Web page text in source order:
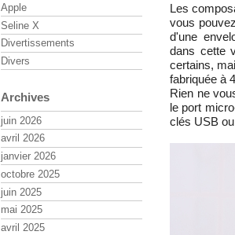
Les
vous
d'une
dans cette
certains,
fabriquée à
Rien ne
le port
clés USB
Apple
Seline X
Divertissements
Divers
Archives
juin 2026
avril 2026
janvier 2026
octobre 2025
juin 2025
mai 2025
avril 2025